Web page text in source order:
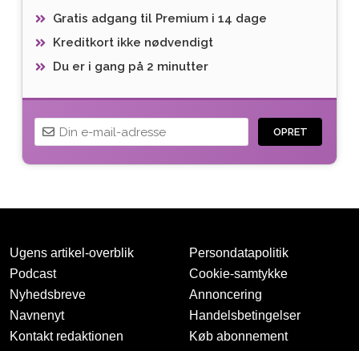
Gratis adgang til Premium i 14 dage
Kreditkort ikke nødvendigt
Du er i gang på 2 minutter
OPRET
Tak for oprettelsen
Ugens artikel-overblik
Podcast
Nyhedsbreve
Navnenyt
Kontakt redaktionen
Persondatapolitik
Cookie-samtykke
Annoncering
Handelsbetingelser
Køb abonnement